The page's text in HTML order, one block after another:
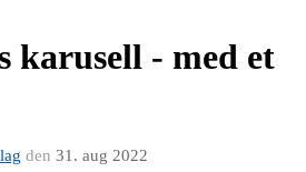
karusell - med et
den 31. aug 2022